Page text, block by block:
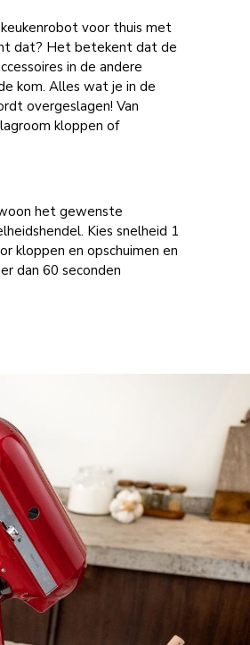
voor thuis met
dat? Het betekent dat de
in de andere
kom. Alles wat je in de
overgeslagen! Van
kloppen of
het gewenste
Kies snelheid 1
kloppen en opschuimen en
dan 60 seconden